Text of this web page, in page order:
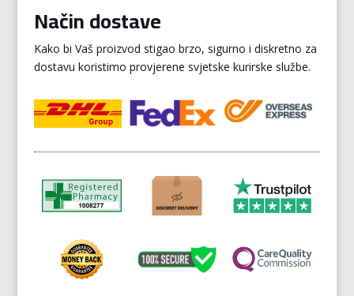
Način dostave
Kako bi Vaš proizvod stigao brzo, sigurno i diskretno za
dostavu koristimo provjerene svjetske kurirske službe.